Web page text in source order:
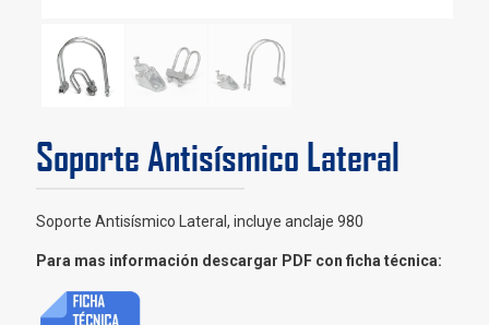
Soporte Antisísmico Lateral
Soporte Antisísmico Lateral, incluye anclaje 980
Para mas información descargar PDF con ficha técnica: